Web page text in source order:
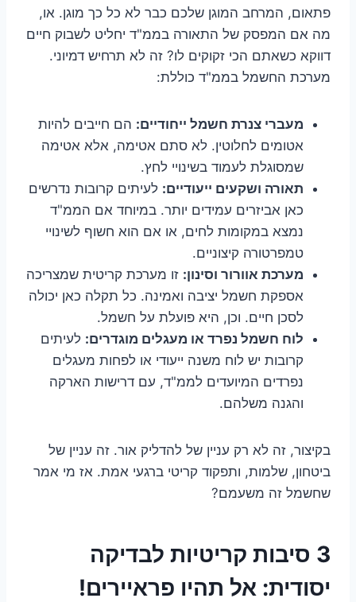
פתאום, המרחב המוגן שלכם כבר לא כל כך מוגן. או,
מה אם המפסק של התאורה בממ"ד יחליט לשבוק חיים
דווקא כשאתם הכי זקוקים לו? זה לא תרחיש דמיוני.
מערכת החשמל בממ"ד כוללת:
מעברי צנרת חשמל ייחודיים: הם חייבים להיות
אטומים לחלוטין. לא סתם אטימה, אלא אטימה
שמסוגלת לעמוד בשינויי לחץ.
תאורה ושקעים ייעודיים: לעיתים קרובות נדרשים
כאן אביזרים עמידים יותר. במיוחד אם הממ"ד
נמצא במקומות לחים, או אם הוא חשוף לשינויי
טמפרטורה קיצוניים.
מערכת אוורור וסינון: זו מערכת קריטית שמצריכה
אספקת חשמל יציבה ואמינה. כל תקלה כאן יכולה
לסכן חיים. וכן, היא פועלת על חשמל.
לוח חשמל נפרד או מעגלים מוגדרים: לעיתים
קרובות יש לוח משנה ייעודי או לפחות מעגלים
נפרדים המיועדים לממ"ד, עם דרישות הארקה
והגנה משלהם.
בקיצור, זה לא רק עניין של להדליק אור. זה עניין של
ביטחון, שלמות, ותפקוד קריטי ברגעי אמת. אז מי אמר
שחשמל זה משעמם?
3 סיבות קריטיות לבדיקה
יסודית: אל תהיו פראיירים!